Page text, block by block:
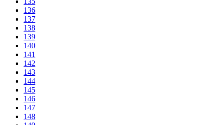
136
137
138
139
140
141
142
143
144
145
146
147
148